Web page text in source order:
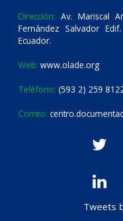
Dirección: Av. Mariscal
Fernández Salvador
Ecuador.
Web: www.olade.org
Teléfono: (593 2) 259
Correo:
Tweets